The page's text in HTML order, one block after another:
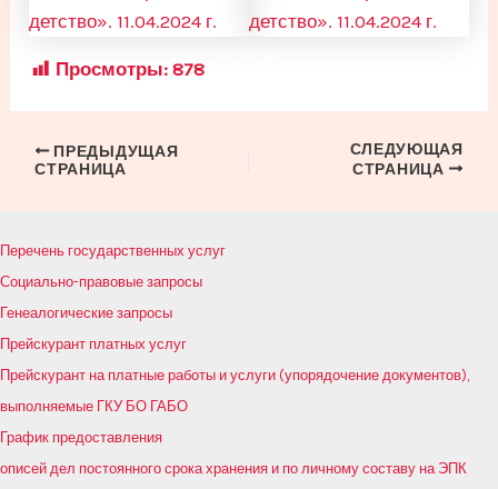
Просмотры: 878
Навигация
ПРЕДЫДУЩАЯ
СТРАНИЦА
СЛЕДУЮЩАЯ
СТРАНИЦА
Перечень государственных услуг
Социально-правовые запросы
Генеалогические запросы
Прейскурант платных услуг
Прейскурант на платные работы и услуги (упорядочение документов),
выполняемые ГКУ БО ГАБО
График предоставления
описей дел постоянного срока хранения и по личному составу на ЭПК